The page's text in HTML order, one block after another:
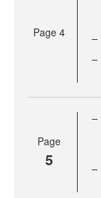
Page 4
Page
5